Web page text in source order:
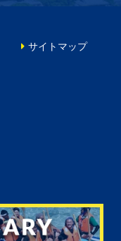
サイトマップ